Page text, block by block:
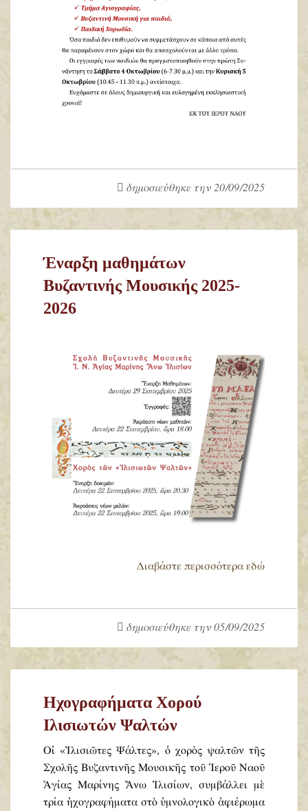
δημοσιεύθηκε την 20/09/2025
Έναρξη μαθημάτων
Βυζαντινής Μουσικής 2025-
2026
Διαβάστε περισσότερα εδώ
δημοσιεύθηκε την 05/09/2025
Ηχογραφήματα Χορού
Ιλισιωτών Ψαλτών
Οἱ «Ἰλισιῶτες Ψάλτες», ὁ χορὸς ψαλτῶν τῆς
Σχολῆς Βυζαντινῆς Μουσικῆς τοῦ Ἱεροῦ Ναοῦ
Ἁγίας Μαρίνης Ἄνω Ἰλισίων, συμβάλλει μὲ
τρία ἠχογραφήματα στὸ ὑμνολογικὸ ἀφιέρωμα